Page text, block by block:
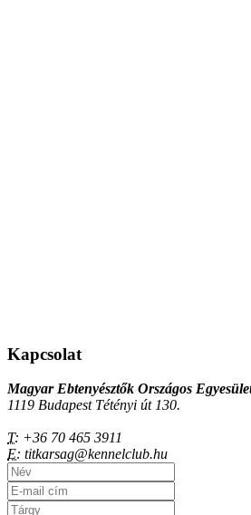
Kapcsolat
Magyar Ebtenyésztők Országos
1119 Budapest Tétényi út 130.
T: +36 70 465 3911
E: titkarsag@kennelclub.hu